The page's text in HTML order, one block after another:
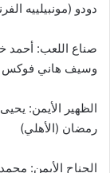
دودو (مونبيلييه
صناع اللعب: أحمد
وسيف هاني فوكس
الظهير الأيمن:
رمضان (الأهلي)
الجناح الأيمن: